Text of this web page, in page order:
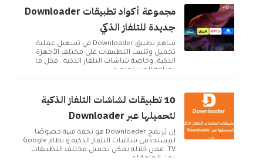
مجموعة أكواد تطبيقات Downloader
جديدة للتلفاز الذكي
ساهم تطبيق Downloader في تسهيل عملية
تحميل وتثبيت التطبيقات على مختلف الأجهزة
الذكية، وخاصة شاشات التلفاز الذكية . فكل ما
يحتاجه المستخدم ه...
10 تطبيقات لشاشات التلفاز الذكية
لتحميلها عبر Downloader
إن بُريمج Downloader هو تحفة فنية خصوصًا
لمستخدمي شاشات التلفاز الذكية و نظام Google
TV. فمن خلاله يمكن تحميل مختلف التطبيقات
دون الحاجة لم...